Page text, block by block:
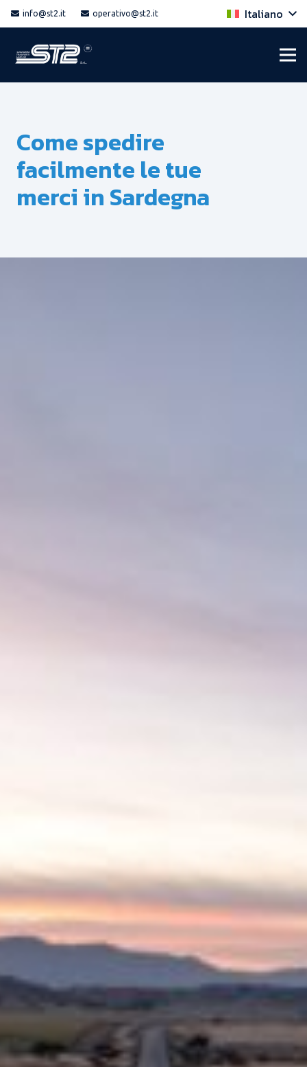
info@st2.it operativo@st2.it Italiano
Come spedire
facilmente le tue
merci in Sardegna